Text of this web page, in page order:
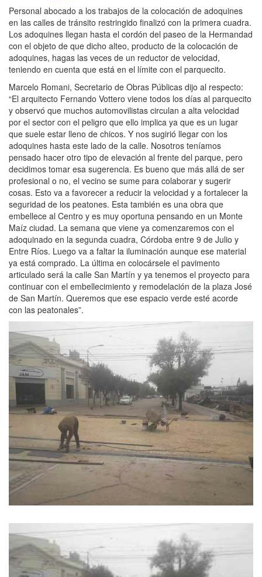
Personal abocado a los trabajos de la colocación de adoquines
en las calles de tránsito restringido finalizó con la primera cuadra.
Los adoquines llegan hasta el cordón del paseo de la Hermandad
con el objeto de que dicho alteo, producto de la colocación de
adoquines, hagas las veces de un reductor de velocidad,
teniendo en cuenta que está en el límite con el parquecito.
Marcelo Romani, Secretario de Obras Públicas dijo al respecto:
“El arquitecto Fernando Vottero viene todos los días al parquecito
y observó que muchos automovilistas circulan a alta velocidad
por el sector con el peligro que ello implica ya que es un lugar
que suele estar lleno de chicos. Y nos sugirió llegar con los
adoquines hasta este lado de la calle. Nosotros teníamos
pensado hacer otro tipo de elevación al frente del parque, pero
decidimos tomar esa sugerencia. Es bueno que más allá de ser
profesional o no, el vecino se sume para colaborar y sugerir
cosas. Esto va a favorecer a reducir la velocidad y a fortalecer la
seguridad de los peatones. Esta también es una obra que
embellece al Centro y es muy oportuna pensando en un Monte
Maíz ciudad. La semana que viene ya comenzaremos con el
adoquinado en la segunda cuadra, Córdoba entre 9 de Julio y
Entre Ríos. Luego va a faltar la iluminación aunque ese material
ya está comprado. La última en colocársele el pavimento
articulado será la calle San Martín y ya tenemos el proyecto para
continuar con el embellecimiento y remodelación de la plaza José
de San Martín. Queremos que ese espacio verde esté acorde
con las peatonales”.